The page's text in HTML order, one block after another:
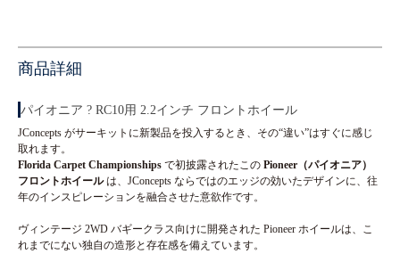
商品詳細
パイオニア ? RC10用 2.2インチ フロントホイール
JConcepts がサーキットに新製品を投入するとき、その“違い”はすぐに感じ
取れます。
Florida Carpet Championships で初披露されたこの Pioneer（パイオニア）
フロントホイールは、JConcepts ならではのエッジの効いたデザインに、往
年のインスピレーションを融合させた意欲作です。
ヴィンテージ 2WD バギークラス向けに開発された Pioneer ホイールは、こ
れまでにない独自の造形と存在感を備えています。